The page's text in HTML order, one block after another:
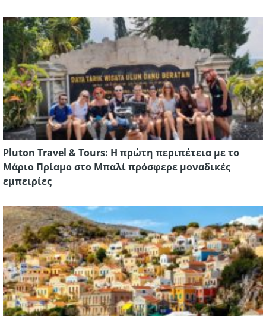
Pluton Travel & Tours: Η πρώτη περιπέτεια με το
Μάριο Πρίαμο στο Μπαλί πρόσφερε μοναδικές
εμπειρίες